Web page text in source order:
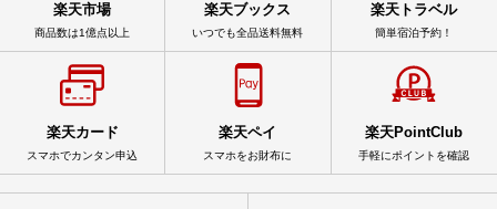
楽天市場
商品数は1億点以上
楽天ブックス
いつでも全品送料無料
楽天トラベル
簡単宿泊予約！
楽天カード
スマホでカンタン申込
楽天ペイ
スマホをお財布に
楽天PointClub
手軽にポイントを確認